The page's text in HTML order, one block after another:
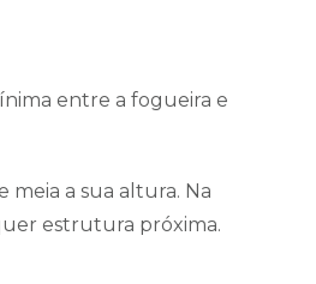
entre a fogueira e
a sua altura. Na
estrutura próxima.